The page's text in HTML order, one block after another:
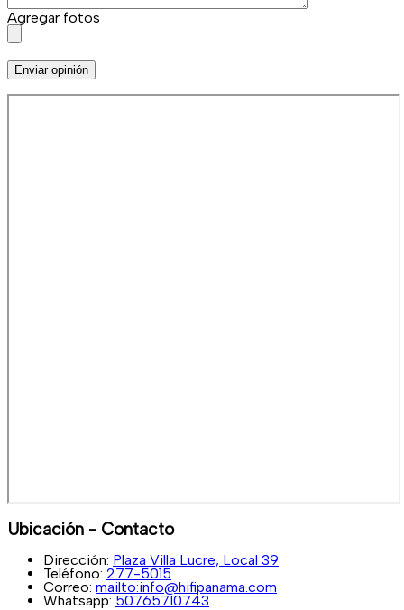
Agregar fotos
Enviar opinión
Ubicación - Contacto
Dirección: Plaza Villa Lucre, Local 39
Teléfono: 277-5015
Correo: mailto:info@hifipanama.com
Whatsapp: 50765710743